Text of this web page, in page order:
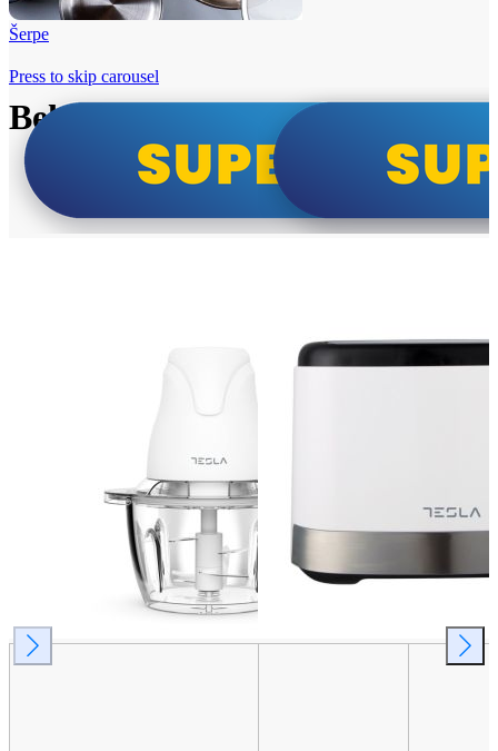
Šerpe
Beko i Tesla super cene
Press to skip carousel